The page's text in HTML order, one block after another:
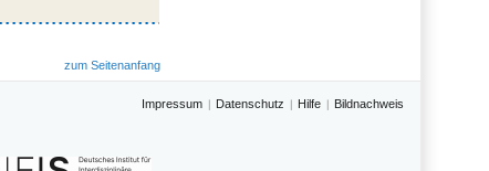
zum Seitenanfang
Impressum Datenschutz Hilfe Bildnachweis